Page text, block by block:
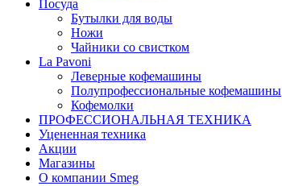
Посуда
Бутылки для воды
Ножи
Чайники со свистком
La Pavoni
Леверные кофемашины
Полупрофессиональные кофемашины
Кофемолки
ПРОФЕССИОНАЛЬНАЯ ТЕХНИКА
Уцененная техника
Акции
Магазины
О компании Smeg